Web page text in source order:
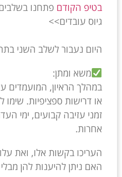
בטיפ הקודם פתחנו
גיוס עובדים>>
היום נעבור לשלב השני
משא ומתן:
במהלך הראיון, המועמדים
או דרישות ספציפיות. שימו
זמני עזיבה קבועים, ימי
אחרות.
העריכו בקשות אלו, ואת
האם ניתן להיענות להן